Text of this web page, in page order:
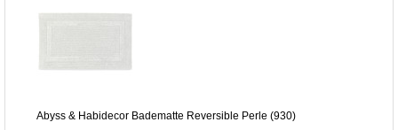
Abyss & Habidecor Badematte Reversible Perle (930)